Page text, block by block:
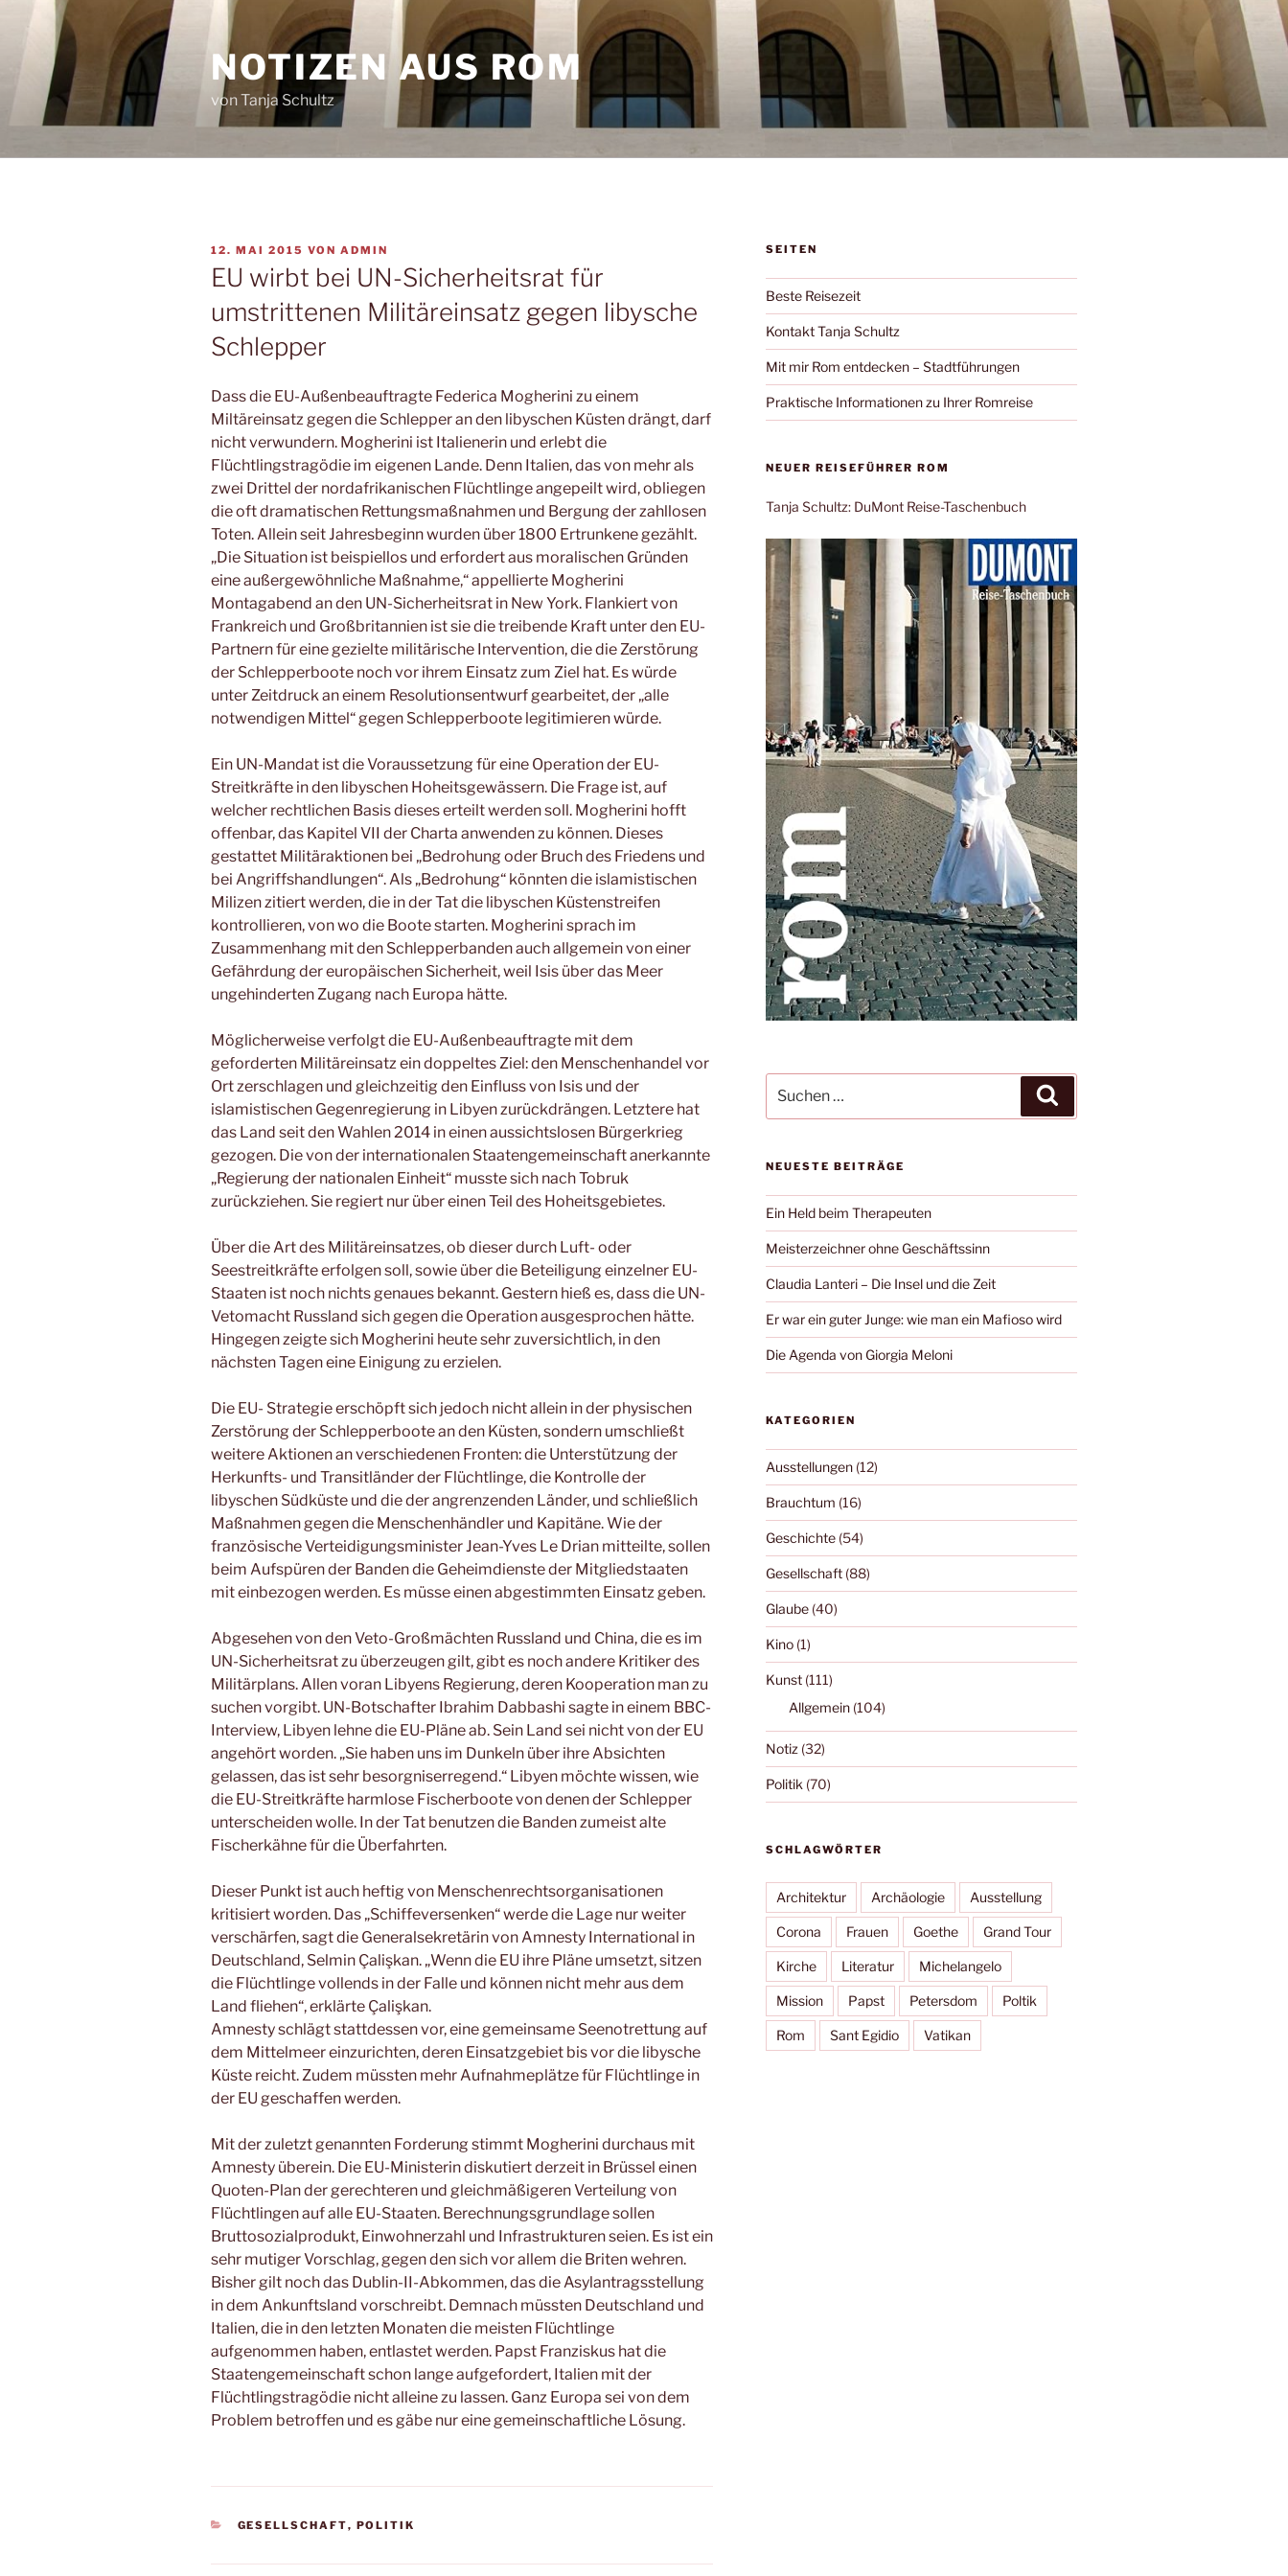
springen
NOTIZEN AUS ROM
von Tanja Schultz
VERÖFFENTLICHT
AM
12. MAI 2015 VON ADMIN
EU wirbt bei UN-Sicherheitsrat für
umstrittenen Militäreinsatz gegen libysche
Schlepper
Dass die EU-Außenbeauftragte Federica Mogherini zu einem
Miltäreinsatz gegen die Schlepper an den libyschen Küsten drängt, darf
nicht verwundern. Mogherini ist Italienerin und erlebt die
Flüchtlingstragödie im eigenen Lande. Denn Italien, das von mehr als
zwei Drittel der nordafrikanischen Flüchtlinge angepeilt wird, obliegen
die oft dramatischen Rettungsmaßnahmen und Bergung der zahllosen
Toten. Allein seit Jahresbeginn wurden über 1800 Ertrunkene gezählt.
„Die Situation ist beispiellos und erfordert aus moralischen Gründen
eine außergewöhnliche Maßnahme,“ appellierte Mogherini
Montagabend an den UN-Sicherheitsrat in New York. Flankiert von
Frankreich und Großbritannien ist sie die treibende Kraft unter den EU-
Partnern für eine gezielte militärische Intervention, die die Zerstörung
der Schlepperboote noch vor ihrem Einsatz zum Ziel hat. Es würde
unter Zeitdruck an einem Resolutionsentwurf gearbeitet, der „alle
notwendigen Mittel“ gegen Schlepperboote legitimieren würde.
Ein UN-Mandat ist die Voraussetzung für eine Operation der EU-
Streitkräfte in den libyschen Hoheitsgewässern. Die Frage ist, auf
welcher rechtlichen Basis dieses erteilt werden soll. Mogherini hofft
offenbar, das Kapitel VII der Charta anwenden zu können. Dieses
gestattet Militäraktionen bei „Bedrohung oder Bruch des Friedens und
bei Angriffshandlungen“. Als „Bedrohung“ könnten die islamistischen
Milizen zitiert werden, die in der Tat die libyschen Küstenstreifen
kontrollieren, von wo die Boote starten. Mogherini sprach im
Zusammenhang mit den Schlepperbanden auch allgemein von einer
Gefährdung der europäischen Sicherheit, weil Isis über das Meer
ungehinderten Zugang nach Europa hätte.
Möglicherweise verfolgt die EU-Außenbeauftragte mit dem
geforderten Militäreinsatz ein doppeltes Ziel: den Menschenhandel vor
Ort zerschlagen und gleichzeitig den Einfluss von Isis und der
islamistischen Gegenregierung in Libyen zurückdrängen. Letztere hat
das Land seit den Wahlen 2014 in einen aussichtslosen Bürgerkrieg
gezogen. Die von der internationalen Staatengemeinschaft anerkannte
„Regierung der nationalen Einheit“ musste sich nach Tobruk
zurückziehen. Sie regiert nur über einen Teil des Hoheitsgebietes.
Über die Art des Militäreinsatzes, ob dieser durch Luft- oder
Seestreitkräfte erfolgen soll, sowie über die Beteiligung einzelner EU-
Staaten ist noch nichts genaues bekannt. Gestern hieß es, dass die UN-
Vetomacht Russland sich gegen die Operation ausgesprochen hätte.
Hingegen zeigte sich Mogherini heute sehr zuversichtlich, in den
nächsten Tagen eine Einigung zu erzielen.
Die EU- Strategie erschöpft sich jedoch nicht allein in der physischen
Zerstörung der Schlepperboote an den Küsten, sondern umschließt
weitere Aktionen an verschiedenen Fronten: die Unterstützung der
Herkunfts- und Transitländer der Flüchtlinge, die Kontrolle der
libyschen Südküste und die der angrenzenden Länder, und schließlich
Maßnahmen gegen die Menschenhändler und Kapitäne. Wie der
französische Verteidigungsminister Jean-Yves Le Drian mitteilte, sollen
beim Aufspüren der Banden die Geheimdienste der Mitgliedstaaten
mit einbezogen werden. Es müsse einen abgestimmten Einsatz geben.
Abgesehen von den Veto-Großmächten Russland und China, die es im
UN-Sicherheitsrat zu überzeugen gilt, gibt es noch andere Kritiker des
Militärplans. Allen voran Libyens Regierung, deren Kooperation man zu
suchen vorgibt. UN-Botschafter Ibrahim Dabbashi sagte in einem BBC-
Interview, Libyen lehne die EU-Pläne ab. Sein Land sei nicht von der EU
angehört worden. „Sie haben uns im Dunkeln über ihre Absichten
gelassen, das ist sehr besorgniserregend.“ Libyen möchte wissen, wie
die EU-Streitkräfte harmlose Fischerboote von denen der Schlepper
unterscheiden wolle. In der Tat benutzen die Banden zumeist alte
Fischerkähne für die Überfahrten.
Dieser Punkt ist auch heftig von Menschenrechtsorganisationen
kritisiert worden. Das „Schiffeversenken“ werde die Lage nur weiter
verschärfen, sagt die Generalsekretärin von Amnesty International in
Deutschland, Selmin Çalişkan. „Wenn die EU ihre Pläne umsetzt, sitzen
die Flüchtlinge vollends in der Falle und können nicht mehr aus dem
Land fliehen“, erklärte Çalişkan.
Amnesty schlägt stattdessen vor, eine gemeinsame Seenotrettung auf
dem Mittelmeer einzurichten, deren Einsatzgebiet bis vor die libysche
Küste reicht. Zudem müssten mehr Aufnahmeplätze für Flüchtlinge in
der EU geschaffen werden.
Mit der zuletzt genannten Forderung stimmt Mogherini durchaus mit
Amnesty überein. Die EU-Ministerin diskutiert derzeit in Brüssel einen
Quoten-Plan der gerechteren und gleichmäßigeren Verteilung von
Flüchtlingen auf alle EU-Staaten. Berechnungsgrundlage sollen
Bruttosozialprodukt, Einwohnerzahl und Infrastrukturen seien. Es ist ein
sehr mutiger Vorschlag, gegen den sich vor allem die Briten wehren.
Bisher gilt noch das Dublin-II-Abkommen, das die Asylantragsstellung
in dem Ankunftsland vorschreibt. Demnach müssten Deutschland und
Italien, die in den letzten Monaten die meisten Flüchtlinge
aufgenommen haben, entlastet werden. Papst Franziskus hat die
Staatengemeinschaft schon lange aufgefordert, Italien mit der
Flüchtlingstragödie nicht alleine zu lassen. Ganz Europa sei von dem
Problem betroffen und es gäbe nur eine gemeinschaftliche Lösung.
KATEGORIEN
GESELLSCHAFT, POLITIK
SEITEN
Beste Reisezeit
Kontakt Tanja Schultz
Mit mir Rom entdecken – Stadtführungen
Praktische Informationen zu Ihrer Romreise
NEUER REISEFÜHRER ROM
Tanja Schultz: DuMont Reise-Taschenbuch
nach:
NEUESTE BEITRÄGE
Ein Held beim Therapeuten
Meisterzeichner ohne Geschäftssinn
Claudia Lanteri – Die Insel und die Zeit
Er war ein guter Junge: wie man ein Mafioso wird
Die Agenda von Giorgia Meloni
KATEGORIEN
Ausstellungen(12)
Brauchtum (16)
Geschichte(54)
Gesellschaft(88)
Glaube(40)
Kino(1)
Kunst(111)
Allgemein(104)
Notiz (32)
Politik (70)
SCHLAGWÖRTER
Architektur Archäologie Ausstellung
Corona Frauen Goethe Grand Tour
Kirche Literatur Michelangelo
Mission Papst Petersdom Poltik
Rom Sant Egidio Vatikan